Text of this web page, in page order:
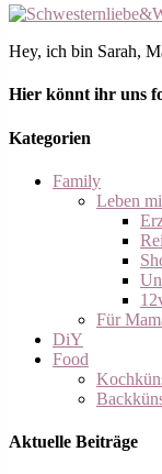
Hey, ich bin Sarah,
Hier könnt ihr uns
Kategorien
Family
Leben
Für
DiY
Food
Aktuelle Beiträge